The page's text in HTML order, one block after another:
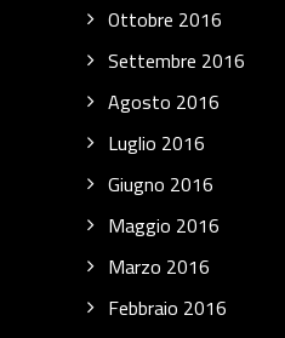
Ottobre 2016
Settembre 2016
Agosto 2016
Luglio 2016
Giugno 2016
Maggio 2016
Marzo 2016
Febbraio 2016